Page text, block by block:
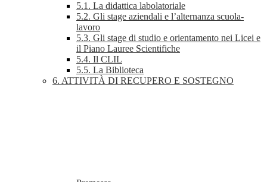
5.1. La didattica labolatoriale
5.2. Gli stage aziendali e l’alternanza scuola-
lavoro
5.3. Gli stage di studio e orientamento nei Licei e
il Piano Lauree Scientifiche
5.4. Il CLIL
5.5. La Biblioteca
6. ATTIVITÀ DI RECUPERO E SOSTEGNO